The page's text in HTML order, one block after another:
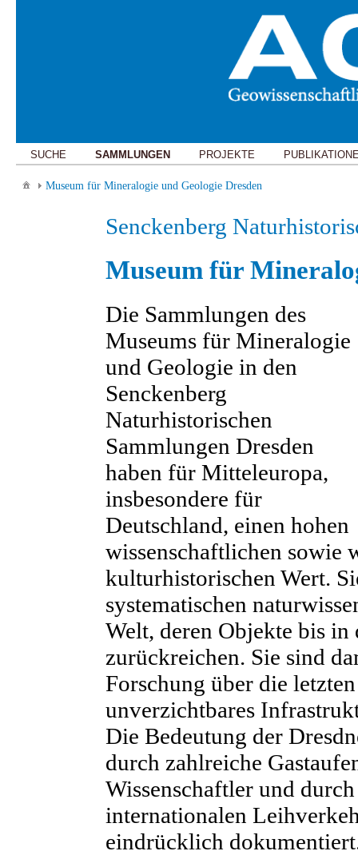
SUCHE SAMMLUNGEN PROJEKTE
Museum für Mineralogie und Geologie Dresden
Senckenberg
Museum für
Die Sammlungen des
Museums für Mineralogie
und Geologie in den
Senckenberg
Naturhistorischen
Sammlungen Dresden
haben für Mitteleuropa,
insbesondere für
Deutschland, einen hohen
wissenschaftlichen sowie
kulturhistorischen Wert.
systematischen
Welt, deren Objekte bis in
zurückreichen. Sie sind
Forschung über die
unverzichtbares
Die Bedeutung der
durch zahlreiche
Wissenschaftler und
internationalen
eindrücklich